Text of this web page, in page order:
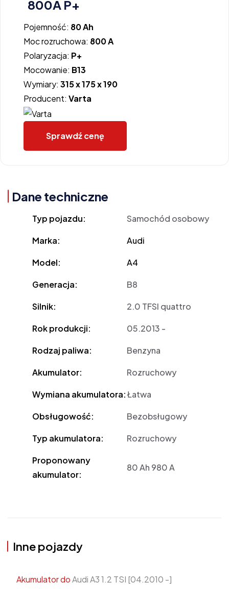
800A P+
Pojemność: 80 Ah
Moc rozruchowa: 800 A
Polaryzacja: P+
Mocowanie: B13
Wymiary: 315 x 175 x 190
Producent: Varta
Sprawdź cenę
Dane techniczne
Typ pojazdu: Samochód osobowy
Marka: Audi
Model: A4
Generacja: B8
Silnik: 2.0 TFSI quattro
Rok produkcji: 05.2013 -
Rodzaj paliwa: Benzyna
Akumulator: Rozruchowy
Wymiana akumulatora:Łatwa
Obsługowość: Bezobsługowy
Typ akumulatora: Rozruchowy
Proponowany
akumulator:
80 Ah 980 A
Inne pojazdy
Akumulator doAudi A3 1.2 TSI [04.2010 -]